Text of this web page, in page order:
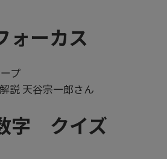
ォーカス
プ
説 天谷宗一郎さん
字 クイズ